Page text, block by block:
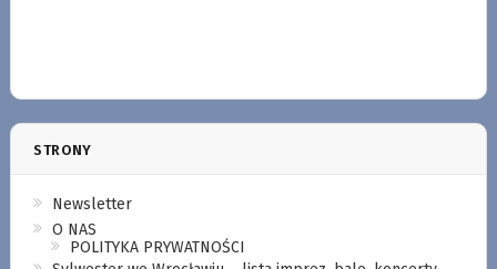
STRONY
Newsletter
O NAS
POLITYKA PRYWATNOŚCI